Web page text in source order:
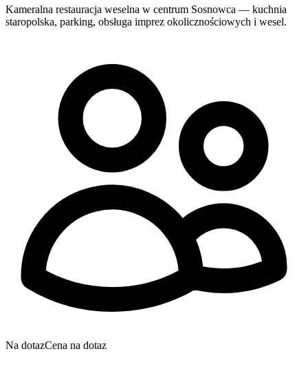
Kameralna restauracja weselna w centrum Sosnowca — kuchnia
staropolska, parking, obsługa imprez okolicznościowych i wesel.
Na dotazCena na dotaz